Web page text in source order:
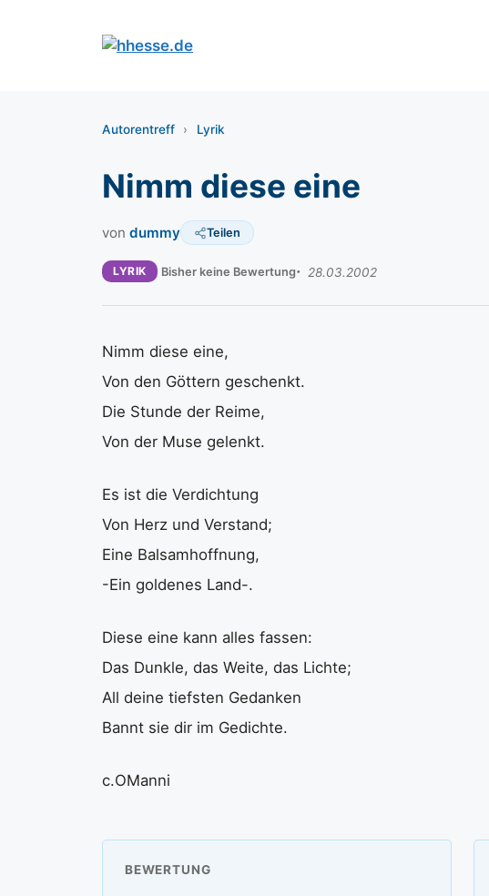
Autorentreff › Lyrik
Nimm diese eine
von dummy Teilen
LYRIK Bisher keine Bewertung 28.03.2002
Nimm diese eine,
Von den Göttern geschenkt.
Die Stunde der Reime,
Von der Muse gelenkt.
Es ist die Verdichtung
Von Herz und Verstand;
Eine Balsamhoffnung,
-Ein goldenes Land-.
Diese eine kann alles fassen:
Das Dunkle, das Weite, das Lichte;
All deine tiefsten Gedanken
Bannt sie dir im Gedichte.
c.OManni
BEWERTUNG